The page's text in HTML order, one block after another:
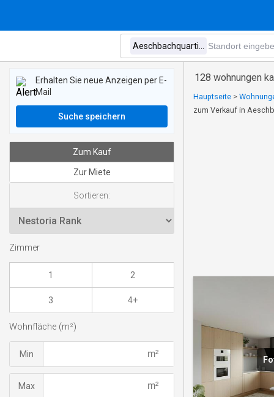
128 wohnungen
Hauptseite >
zum Verkauf in
Erhalten Sie neue Anzeigen per E-
Mail
Suche speichern
Zum Kauf
Zur Miete
Sortieren:
Zimmer
1 2
3 4+
Wohnfläche (m²)
Min
Max